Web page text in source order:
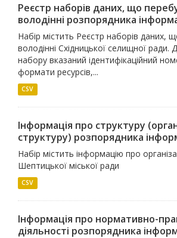
Реєстр наборів даних, що
володінні розпорядника
Набір містить Реєстр наборів даних,
володінні Східницької селищної ради.
набору вказаний ідентифікаційний
формати ресурсів,...
CSV
Інформація про структуру
структуру) розпорядника
Набір містить інформацію про
Шептицької міської ради
CSV
Інформація про нормативно-
діяльності розпорядника